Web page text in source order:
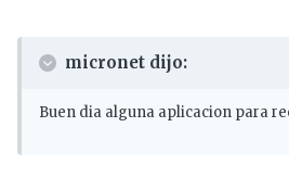
micronet dijo:
Buen dia alguna aplicacion para